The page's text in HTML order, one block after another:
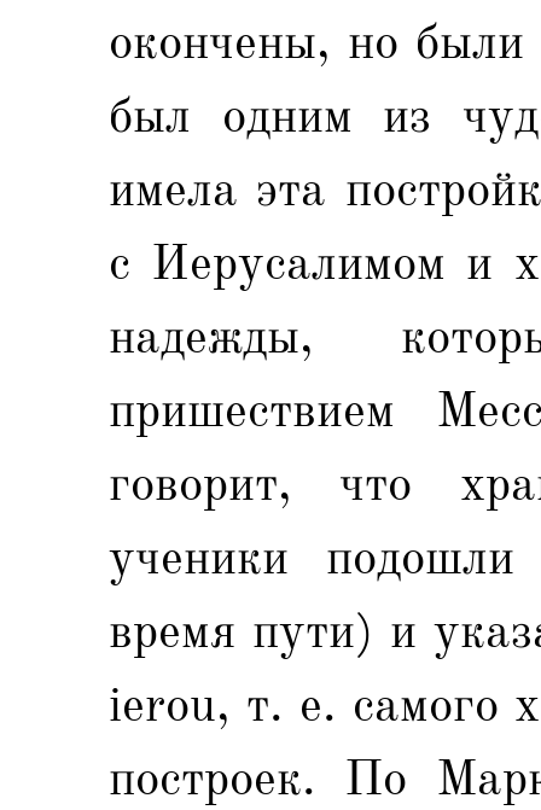
окончены, но
был одним из
имела эта
с Иерусалимом и
надежды,
пришествием
говорит, что
ученики
время пути) и
ierou, т. е. самого
построек. По